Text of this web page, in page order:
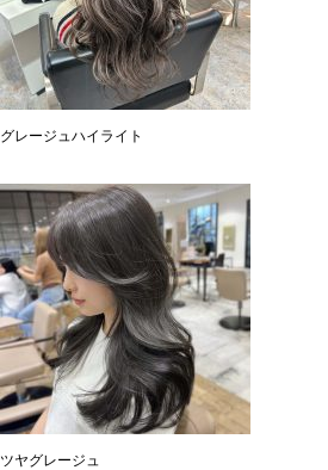
グレージュハイライト
ツヤグレージュ